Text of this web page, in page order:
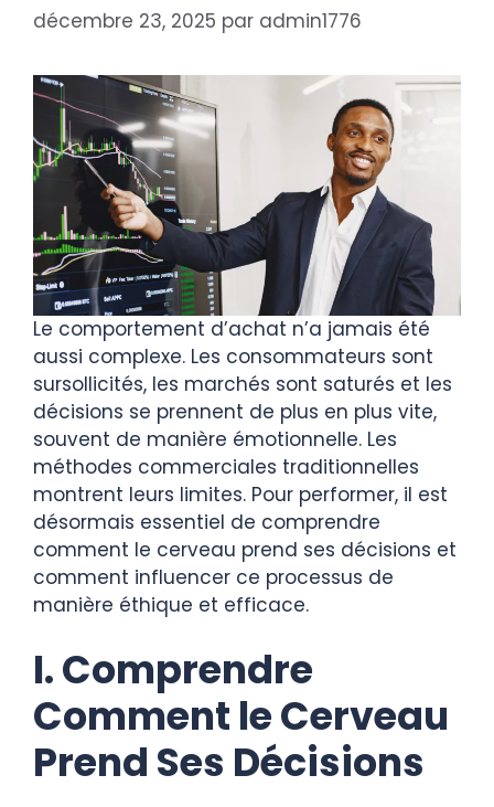
décembre 23, 2025 par admin1776
Le comportement d’achat n’a jamais été
aussi complexe. Les consommateurs sont
sursollicités, les marchés sont saturés et les
décisions se prennent de plus en plus vite,
souvent de manière émotionnelle. Les
méthodes commerciales traditionnelles
montrent leurs limites. Pour performer, il est
désormais essentiel de comprendre
comment le cerveau prend ses décisions et
comment influencer ce processus de
manière éthique et efficace.
I. Comprendre
Comment le Cerveau
Prend Ses Décisions